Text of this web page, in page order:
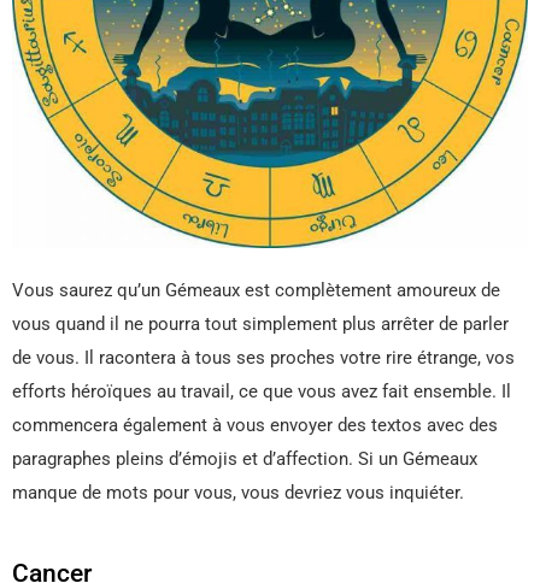
Vous saurez qu’un Gémeaux est complètement amoureux de
vous quand il ne pourra tout simplement plus arrêter de parler
de vous. Il racontera à tous ses proches votre rire étrange, vos
efforts héroïques au travail, ce que vous avez fait ensemble. Il
commencera également à vous envoyer des textos avec des
paragraphes pleins d’émojis et d’affection. Si un Gémeaux
manque de mots pour vous, vous devriez vous inquiéter.
Cancer